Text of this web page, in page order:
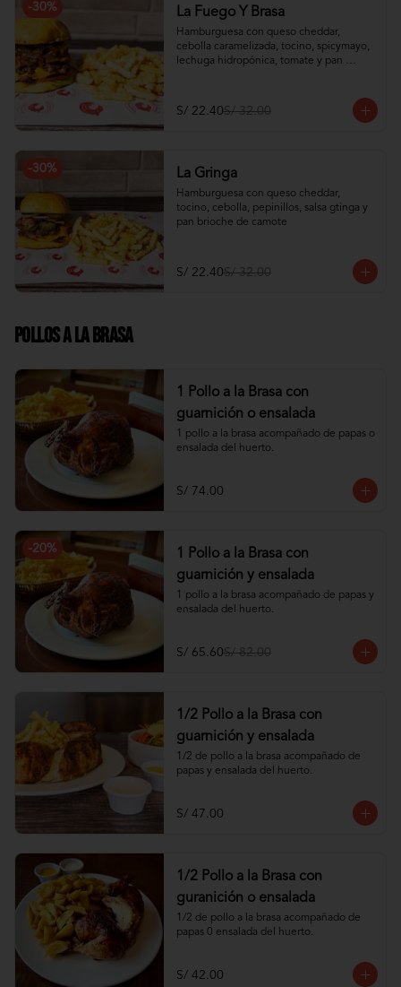
-30% La Fuego Y Brasa
Hamburguesa con queso cheddar,
cebolla caramelizada, tocino, spicymayo,
lechuga hidropónica, tomate y pan
S/ 22.40S/ 32.00
-30% La Gringa
Hamburguesa con queso cheddar,
tocino, cebolla, pepinillos, salsa gtinga y
pan brioche de camote
S/ 22.40S/ 32.00
Pollos a la Brasa
1 Pollo a la Brasa con
guarnición o ensalada
1 pollo a la brasa acompañado de papas o
ensalada del huerto.
S/ 74.00
-20%
1 Pollo a la Brasa con
guarnición y ensalada
1 pollo a la brasa acompañado de papas y
ensalada del huerto.
S/ 65.60S/ 82.00
1/2 Pollo a la Brasa con
guarnición y ensalada
1/2 de pollo a la brasa acompañado de
papas y ensalada del huerto.
S/ 47.00
1/2 Pollo a la Brasa con
guranición o ensalada
1/2 de pollo a la brasa acompañado de
papas 0 ensalada del huerto.
S/ 42.00